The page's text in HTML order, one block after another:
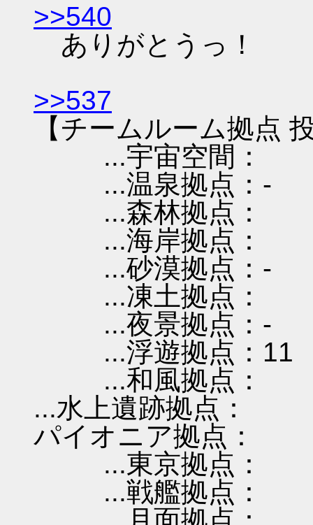
>>540
ありがとうっ！
>>537
【チームルーム拠点
...宇宙空間：
...温泉拠点：-
...森林拠点：
...海岸拠点：
...砂漠拠点：-
...凍土拠点：
...夜景拠点：-
...浮遊拠点：11
...和風拠点：
...水上遺跡拠点：
パイオニア拠点：
...東京拠点：
...戦艦拠点：